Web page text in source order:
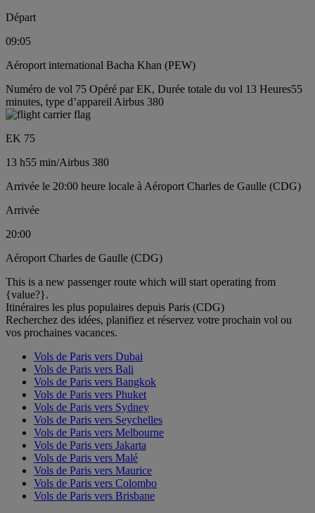
Départ
09:05
Aéroport international Bacha Khan (PEW)
Numéro de vol 75 Opéré par EK, Durée totale du vol 13 Heures55
minutes, type d’appareil Airbus 380
EK 75
13 h55 min/Airbus 380
Arrivée le 20:00 heure locale à Aéroport Charles de Gaulle (CDG)
Arrivée
20:00
Aéroport Charles de Gaulle (CDG)
This is a new passenger route which will start operating from
{value?}.
Itinéraires les plus populaires depuis Paris (CDG)
Recherchez des idées, planifiez et réservez votre prochain vol ou
vos prochaines vacances.
Vols de Paris vers Dubai
Vols de Paris vers Bali
Vols de Paris vers Bangkok
Vols de Paris vers Phuket
Vols de Paris vers Sydney
Vols de Paris vers Seychelles
Vols de Paris vers Melbourne
Vols de Paris vers Jakarta
Vols de Paris vers Malé
Vols de Paris vers Maurice
Vols de Paris vers Colombo
Vols de Paris vers Brisbane